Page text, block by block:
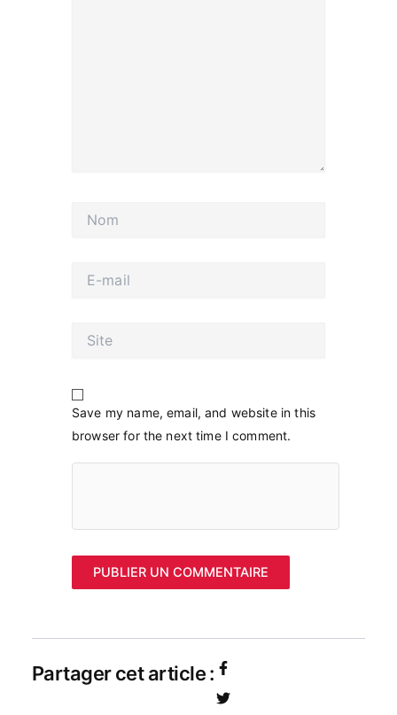
mail
Save my name, email, and website in this
browser for the next time I comment.
Partager cet article :